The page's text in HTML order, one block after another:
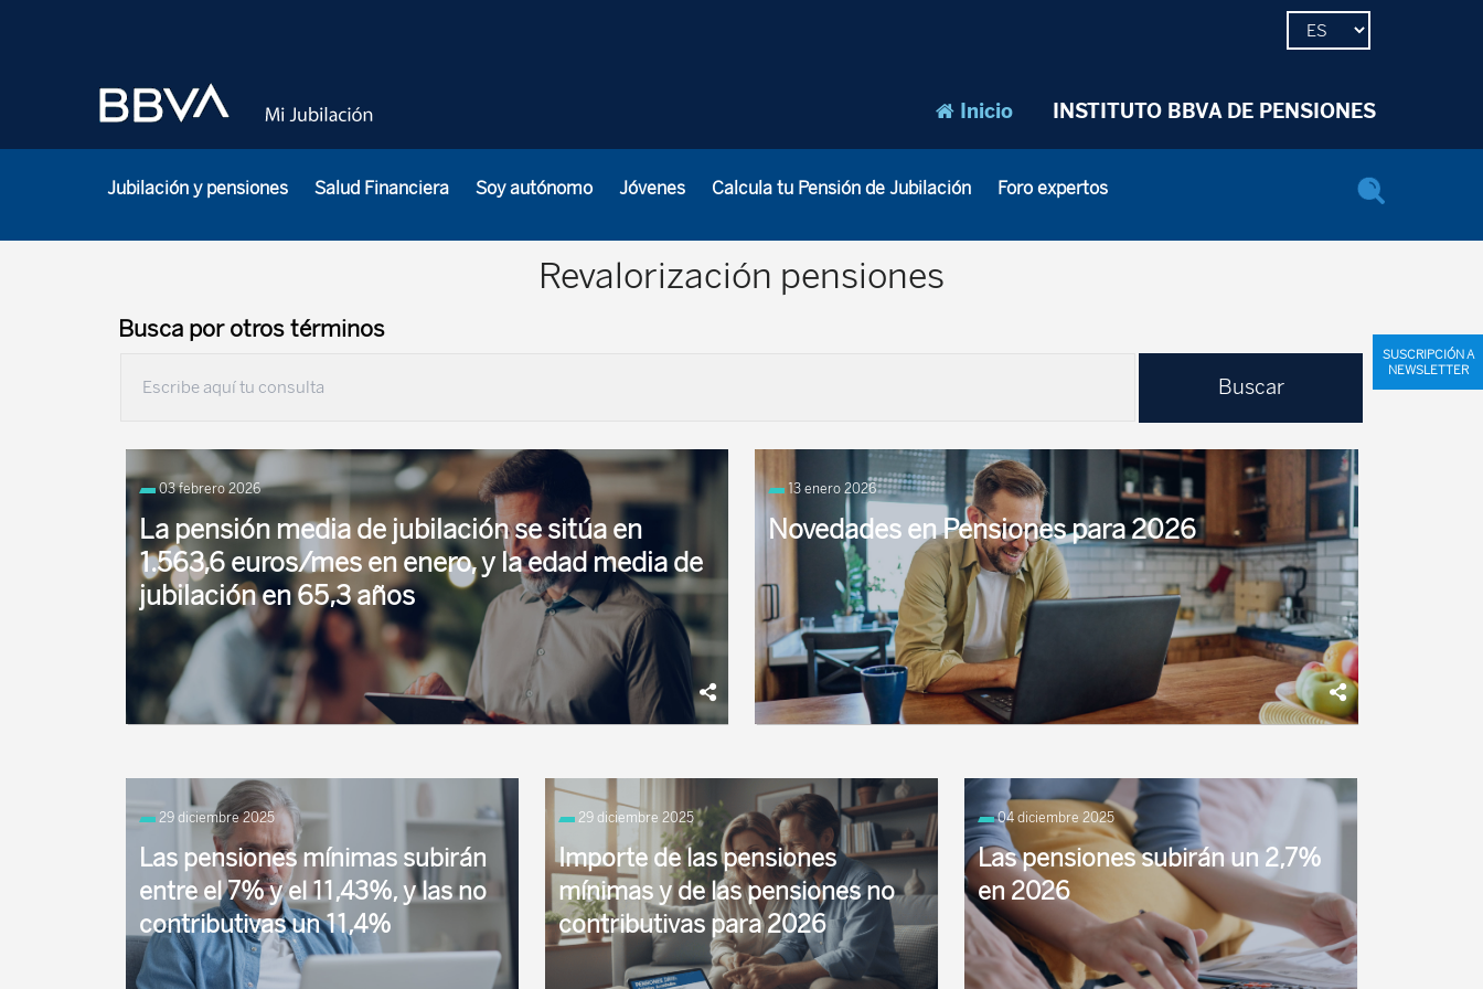
Inicio INSTITUTO BBVA DE PENSIONES
Jubilación y pensiones Salud Financiera Soy autónomo Jóvenes Calcula tu Pensión de Jubilación Foro expertos
Revalorización pensiones
Busca por otros términos
03 febrero 2026
La pensión media de jubilación se sitúa en
1.563,6 euros/mes en enero, y la edad media de
jubilación en 65,3 años
Según apunta su revista, la Seguridad Social ha abonado 10.452.674
pensiones a más de 9,4 millones de personas en la nómina de enero de ...
13 enero 2026
Novedades en Pensiones para 2026
Entre las principales novedades en materia de Pensiones públicas para
2026, destacan el retraso de la edad de jubilación ordinaria, y la entrada en
...
29 diciembre 2025
Las pensiones mínimas subirán
entre el 7% y el 11,43%, y las no
contributivas un 11,4%
29 diciembre 2025
Importe de las pensiones
mínimas y de las pensiones no
contributivas para 2026
04 diciembre 2025
Las pensiones subirán un 2,7%
en 2026
SUSCRIPCIÓN A
NEWSLETTER